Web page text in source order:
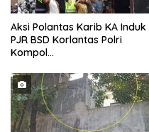
Aksi Polantas Karib KA Induk
PJR BSD Korlantas Polri
Kompol
bersama Personilnya
Membagikan Bendera Merah
Putih Berserta Tiangnya